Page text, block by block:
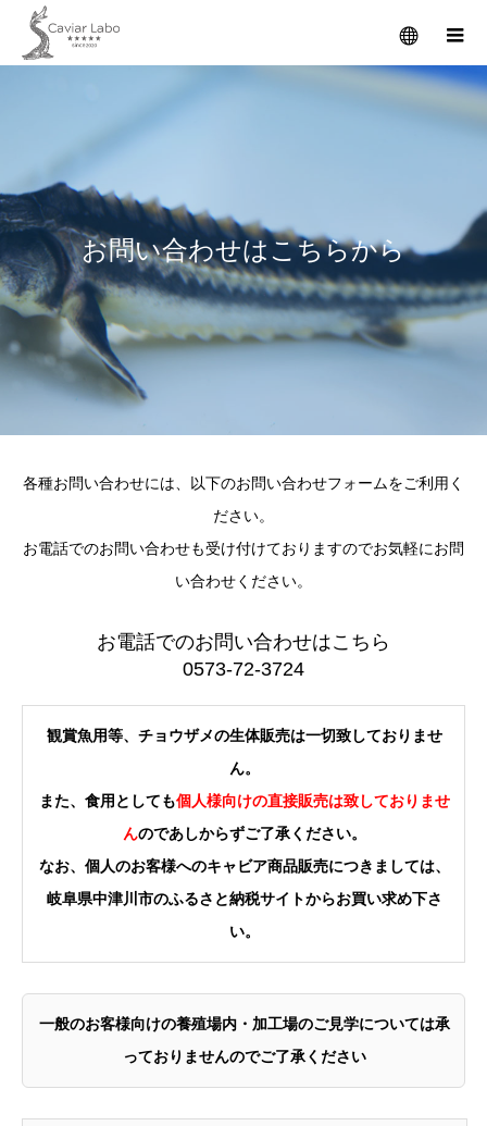
お問い合わせはこちらから
各種お問い合わせには、以下のお問い合わせフォームをご利用く
ださい。
お電話でのお問い合わせも受け付けておりますのでお気軽にお問
い合わせください。
お電話でのお問い合わせはこちら
0573-72-3724
観賞魚用等、チョウザメの生体販売は一切致しておりませ
ん。
また、食用としても個人様向けの直接販売は致しておりませ
んのであしからずご了承ください。
なお、個人のお客様へのキャビア商品販売につきましては、
岐阜県中津川市のふるさと納税サイトからお買い求め下さ
い。
一般のお客様向けの養殖場内・加工場のご見学については承
っておりませんのでご了承ください